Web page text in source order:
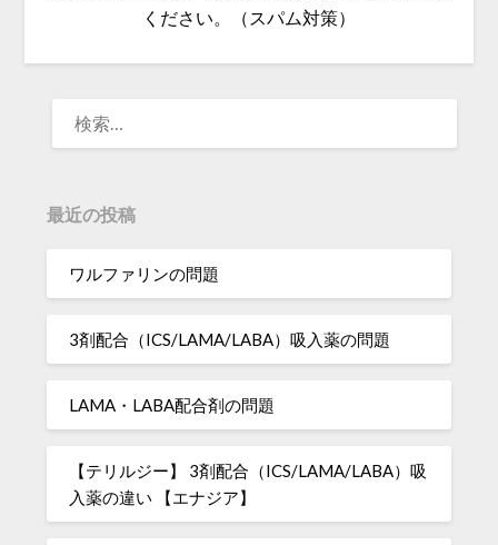
ください。（スパム対策）
最近の投稿
ワルファリンの問題
3剤配合（ICS/LAMA/LABA）吸入薬の問題
LAMA・LABA配合剤の問題
【テリルジー】 3剤配合（ICS/LAMA/LABA）吸
入薬の違い 【エナジア】